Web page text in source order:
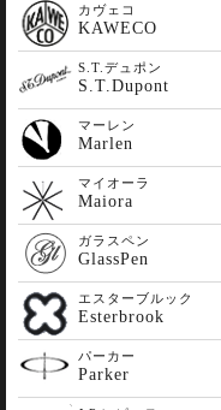
カヴェコ
KAWECO
S.T.デュポン
S.T.Dupont
マーレン
Marlen
マイオーラ
Maiora
ガラスペン
GlassPen
エスターブルック
Esterbrook
パーカー
Parker